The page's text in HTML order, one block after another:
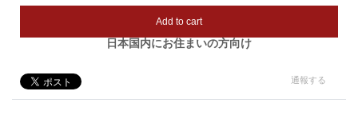
Add to cart
日本国内にお住まいの方向け
通報する